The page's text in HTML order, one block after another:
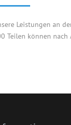
Leistungen an
Teilen können